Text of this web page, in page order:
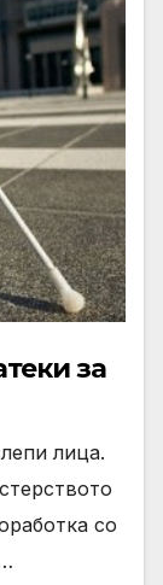
за
лица.
со